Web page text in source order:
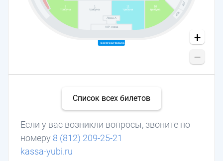
Восточная трибуна
1
трибуна
2
трибуна
10
трибуна
11
трибуна
VIP-ложа
Ложа А
407
408
+
−
kassa-yubi.ru
Если у вас возникли вопросы, звоните по
номеру 8 (812) 209-25-21
Список всех билетов